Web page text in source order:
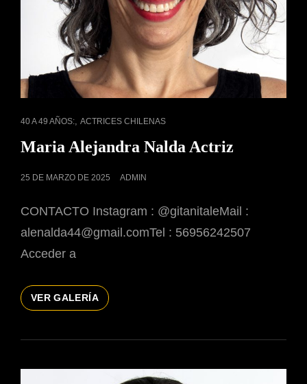
ENLACES
40 A 49 AÑOS:, ACTRICES CHILENAS
Maria Alejandra Nalda Actriz
PUBLICADO
25 DE MARZO DE 2025 ADMIN
CONTACTO Instagram : @gitanitaleMail :
alenalda44@gmail.comTel : 56956242507
Acceder a
VER GALERÍAMARIA
ALEJANDRA
ACTRIZ